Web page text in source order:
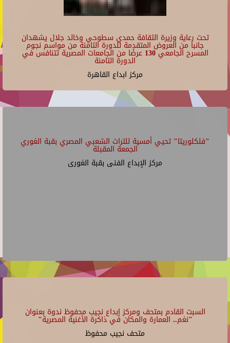
تحت رعاية وزيرة الثقافة حمدي سطوحي وخالد جلال يشهدان
جانبا من العروض المتقدمة للدورة الثامنة من مواسم نجوم
المسرح الجامعي 130 عرضًا من الجامعات المصرية تتنافس في
الدورة الثامنة
مركز ابداع القاهرة
"فلكلوريتا" تحيي أمسية للتراث الشعبي المصري بقبة الغوري
الجمعة المقبلة
مركز الإبداع الفنى بقبة الغورى
السبت القادم بمتحف ومركز إبداع نجيب محفوظ ندوة بعنوان
"نغم.. العمارة والمكان في ذاكرة الأغنية المصرية"
متحف نجيب محفوظ